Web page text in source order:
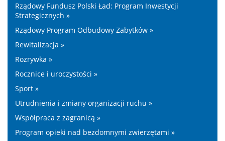
Rządowy Fundusz Polski Ład: Program Inwestycji
Strategicznych »
Rządowy Program Odbudowy Zabytków »
Rewitalizacja »
Rozrywka »
Rocznice i uroczystości »
Sport »
Utrudnienia i zmiany organizacji ruchu »
Współpraca z zagranicą »
Program opieki nad bezdomnymi zwierzętami »